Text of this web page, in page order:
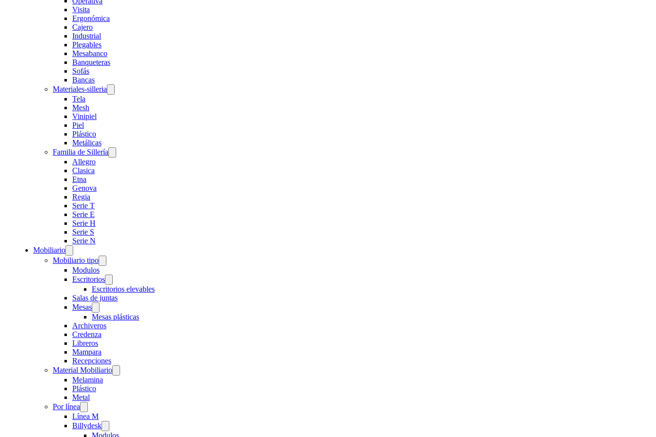
Visita
Ergonómica
Cajero
Industrial
Plegables
Mesabanco
Banqueteras
Sofás
Bancas
Materiales-silleria
Tela
Mesh
Vinipiel
Piel
Plástico
Metálicas
Familia de Sillería
Allegro
Clasica
Etna
Genova
Regia
Serie T
Serie E
Serie H
Serie S
Serie N
Mobiliario
Mobiliario tipo
Modulos
Escritorios
Escritorios elevables
Salas de juntas
Mesas
Mesas plásticas
Archiveros
Credenza
Libreros
Mampara
Recepciones
Material Mobiliario
Melamina
Plástico
Metal
Por línea
Línea M
Billydesk
Modulos